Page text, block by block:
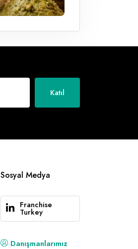
Katıl
Sosyal Medya
Franchise
Turkey
Danışmanlarımız